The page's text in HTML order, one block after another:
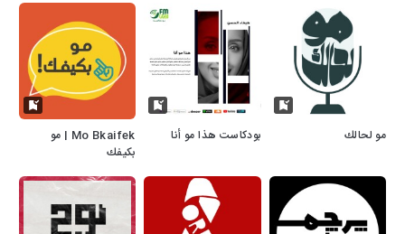
مو لحالك بودكاست هذا مو أنا
Mo Bkaifek | مو
بكيفك